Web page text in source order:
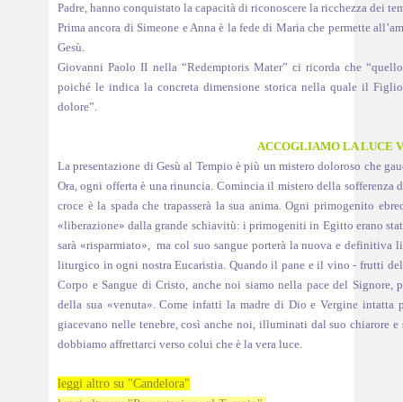
Padre, hanno conquistato la capacità di riconoscere la ricchezza dei
Prima ancora di Simeone e Anna è la fede di Maria che permette
Gesù.
Giovanni Paolo II nella “Redemptoris Mater” ci ricorda che
poiché le indica la concreta dimensione storica nella quale il
dolore”.
ACCOGLIAMO LA LUCE
La presentazione di Gesù al Tempio è più un mistero doloroso che
Ora, ogni offerta è una rinuncia. Comincia il mistero della
croce è la spada che trapasserà la sua anima. Ogni primogenito
«liberazione» dalla grande schiavitù: i primogeniti in Egitto erano
sarà «risparmiato», ma col suo sangue porterà la nuova e
liturgico in ogni nostra Eucaristia. Quando il pane e il vino - frutti
Corpo e Sangue di Cristo, anche noi siamo nella pace del Signore,
della sua «venuta». Come infatti la madre di Dio e Vergine
giacevano nelle tenebre, così anche noi, illuminati dal suo chiarore
dobbiamo affrettarci verso colui che è la vera luce.
leggi altro su "Candelora"